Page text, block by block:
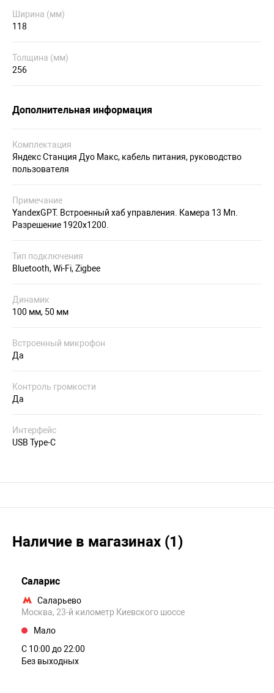
Ширина (мм)
118
Толщина (мм)
256
Дополнительная информация
Комплектация
Яндекс Станция Дуо Макс, кабель питания, руководство
пользователя
Примечание
YandexGPT. Встроенный хаб управления. Камера 13 Мп.
Разрешение 1920х1200.
Тип подключения
Bluetooth, Wi-Fi, Zigbee
Динамик
100 мм, 50 мм
Встроенный микрофон
Да
Контроль громкости
Да
Интерфейс
USB Type-C
Наличие в магазинах (1)
Саларис
Саларьево
Москва, 23-й километр Киевского шоссе
Мало
С 10:00 до 22:00
Без выходных